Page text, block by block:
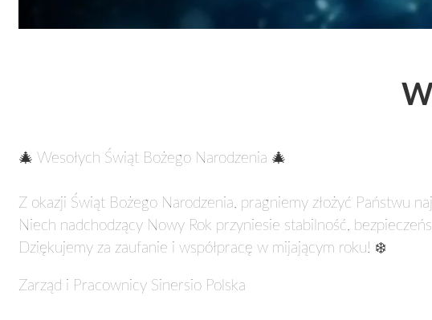
🎄 Wesołych Świąt Bożego Narodzenia 🎄
Z okazji Świąt Bożego Narodzenia, pragniemy złożyć Państwu
Niech nadchodzący Nowy Rok przyniesie stabilność,
Dziękujemy za zaufanie i współpracę w mijającym roku! ❄️
Zarząd i Pracownicy Sinersio Polska